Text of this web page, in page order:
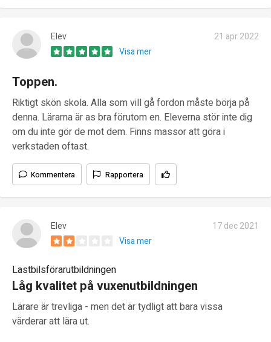
Elev
21 apr 2022
Visa mer
Toppen.
Riktigt skön skola. Alla som vill gå fordon måste börja på
denna. Lärarna är as bra förutom en. Eleverna stör inte dig
om du inte gör de mot dem. Finns massor att göra i
verkstaden oftast.
Kommentera Rapportera
Elev
17 dec 2021
Visa mer
Lastbilsförarutbildningen
Låg kvalitet på vuxenutbildningen
Lärare är trevliga - men det är tydligt att bara vissa
värderar att lära ut.